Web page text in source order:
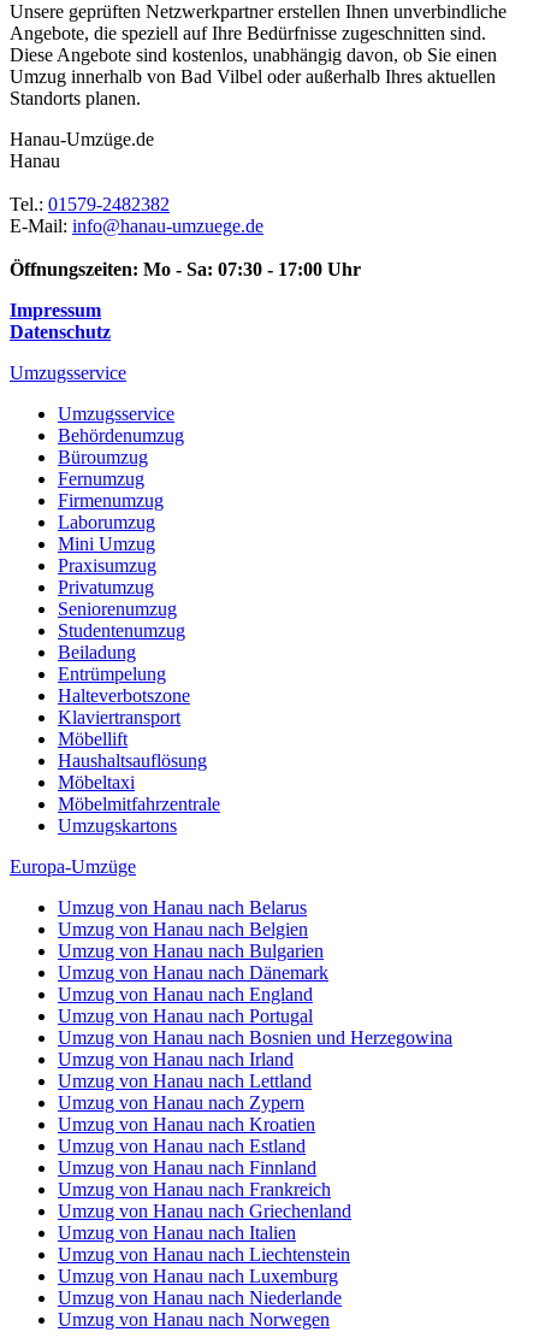
Unsere geprüften Netzwerkpartner erstellen Ihnen unverbindliche
Angebote, die speziell auf Ihre Bedürfnisse zugeschnitten sind.
Diese Angebote sind kostenlos, unabhängig davon, ob Sie einen
Umzug innerhalb von Bad Vilbel oder außerhalb Ihres aktuellen
Standorts planen.
Hanau-Umzüge.de
Hanau
Tel.: 01579-2482382
E-Mail: info@hanau-umzuege.de
Öffnungszeiten: Mo - Sa: 07:30 - 17:00 Uhr
Impressum
Datenschutz
Umzugsservice
Umzugsservice
Behördenumzug
Büroumzug
Fernumzug
Firmenumzug
Laborumzug
Mini Umzug
Praxisumzug
Privatumzug
Seniorenumzug
Studentenumzug
Beiladung
Entrümpelung
Halteverbotszone
Klaviertransport
Möbellift
Haushaltsauflösung
Möbeltaxi
Möbelmitfahrzentrale
Umzugskartons
Europa-Umzüge
Umzug von Hanau nach Belarus
Umzug von Hanau nach Belgien
Umzug von Hanau nach Bulgarien
Umzug von Hanau nach Dänemark
Umzug von Hanau nach England
Umzug von Hanau nach Portugal
Umzug von Hanau nach Bosnien und Herzegowina
Umzug von Hanau nach Irland
Umzug von Hanau nach Lettland
Umzug von Hanau nach Zypern
Umzug von Hanau nach Kroatien
Umzug von Hanau nach Estland
Umzug von Hanau nach Finnland
Umzug von Hanau nach Frankreich
Umzug von Hanau nach Griechenland
Umzug von Hanau nach Italien
Umzug von Hanau nach Liechtenstein
Umzug von Hanau nach Luxemburg
Umzug von Hanau nach Niederlande
Umzug von Hanau nach Norwegen